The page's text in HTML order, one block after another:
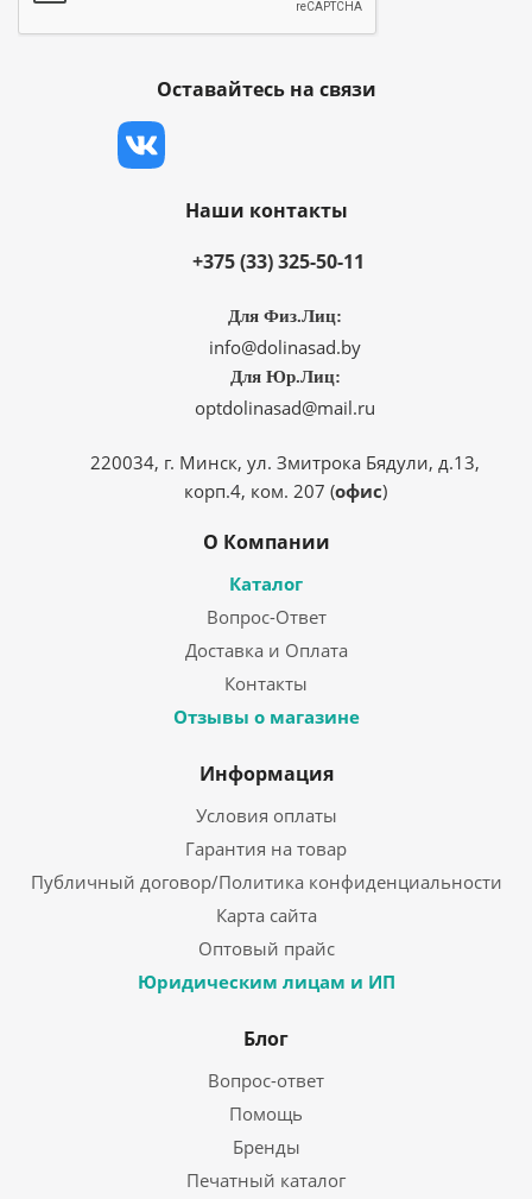
Оставайтесь на связи
Наши контакты
+375 (33) 325-50-11
Для Физ.Лиц:
info@dolinasad.by
Для Юр.Лиц:
optdolinasad@mail.ru
220034, г. Минск, ул. Змитрока Бядули, д.13,
корп.4, ком. 207 (офис)
О Компании
Каталог
Вопрос-Ответ
Доставка и Оплата
Контакты
Отзывы о магазине
Информация
Условия оплаты
Гарантия на товар
Публичный договор/Политика конфиденциальности
Карта сайта
Оптовый прайс
Юридическим лицам и ИП
Блог
Вопрос-ответ
Помощь
Бренды
Печатный каталог